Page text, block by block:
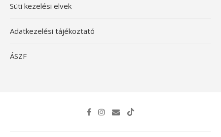
Süti kezelési elvek
Adatkezelési tájékoztató
ÁSZF